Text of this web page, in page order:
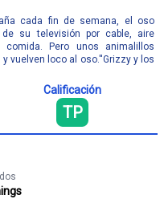
cada fin de semana, el oso
su televisión por cable, aire
Pero unos animalillos
vuelven loco al oso.''Grizzy y los
Calificación
TP